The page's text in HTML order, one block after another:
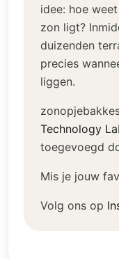
idee: hoe
zon ligt?
duizenden
precies
liggen.
Technology
toegevoegd
Mis je jouw
Volg ons op